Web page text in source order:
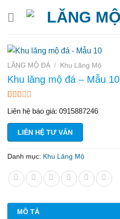
LĂNG MỘ ĐÁ / Khu Lăng Mộ
Khu lăng mộ đá – Mẫu 10
trên
5
dựa
trên
giá
Liên hệ báo giá: 0915887246
LIÊN HỆ TƯ VẤN
Danh mục: Khu Lăng Mộ
MÔ TẢ